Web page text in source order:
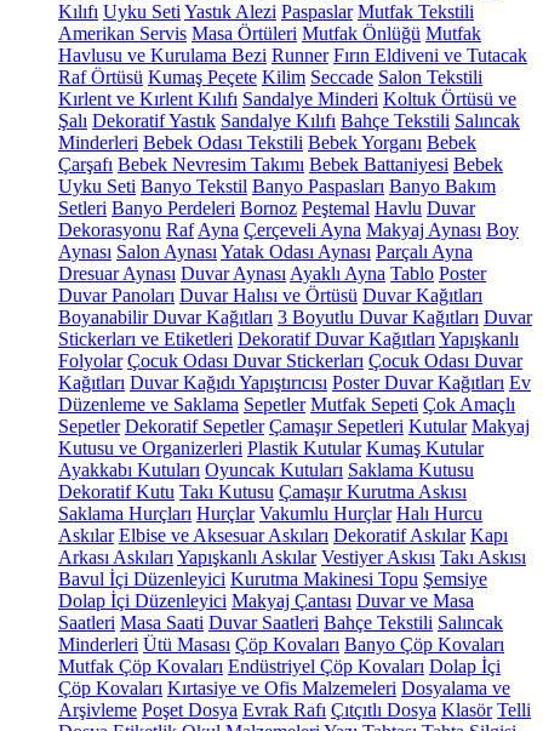
Kılıfı Uyku Seti Yastık Alezi Paspaslar Mutfak Tekstili
Amerikan Servis Masa Örtüleri Mutfak Önlüğü Mutfak
Havlusu ve Kurulama Bezi Runner Fırın Eldiveni ve Tutacak
Raf Örtüsü Kumaş Peçete Kilim Seccade Salon Tekstili
Kırlent ve Kırlent Kılıfı Sandalye Minderi Koltuk Örtüsü ve
Şalı Dekoratif Yastık Sandalye Kılıfı Bahçe Tekstili Salıncak
Minderleri Bebek Odası Tekstili Bebek Yorganı Bebek
Çarşafı Bebek Nevresim Takımı Bebek Battaniyesi Bebek
Uyku Seti Banyo Tekstil Banyo Paspasları Banyo Bakım
Setleri Banyo Perdeleri Bornoz Peştemal Havlu Duvar
Dekorasyonu Raf Ayna Çerçeveli Ayna Makyaj Aynası Boy
Aynası Salon Aynası Yatak Odası Aynası Parçalı Ayna
Dresuar Aynası Duvar Aynası Ayaklı Ayna Tablo Poster
Duvar Panoları Duvar Halısı ve Örtüsü Duvar Kağıtları
Boyanabilir Duvar Kağıtları 3 Boyutlu Duvar Kağıtları Duvar
Stickerları ve Etiketleri Dekoratif Duvar Kağıtları Yapışkanlı
Folyolar Çocuk Odası Duvar Stickerları Çocuk Odası Duvar
Kağıtları Duvar Kağıdı Yapıştırıcısı Poster Duvar Kağıtları Ev
Düzenleme ve Saklama Sepetler Mutfak Sepeti Çok Amaçlı
Sepetler Dekoratif Sepetler Çamaşır Sepetleri Kutular Makyaj
Kutusu ve Organizerleri Plastik Kutular Kumaş Kutular
Ayakkabı Kutuları Oyuncak Kutuları Saklama Kutusu
Dekoratif Kutu Takı Kutusu Çamaşır Kurutma Askısı
Saklama Hurçları Hurçlar Vakumlu Hurçlar Halı Hurcu
Askılar Elbise ve Aksesuar Askıları Dekoratif Askılar Kapı
Arkası Askıları Yapışkanlı Askılar Vestiyer Askısı Takı Askısı
Bavul İçi Düzenleyici Kurutma Makinesi Topu Şemsiye
Dolap İçi Düzenleyici Makyaj Çantası Duvar ve Masa
Saatleri Masa Saati Duvar Saatleri Bahçe Tekstili Salıncak
Minderleri Ütü Masası Çöp Kovaları Banyo Çöp Kovaları
Mutfak Çöp Kovaları Endüstriyel Çöp Kovaları Dolap İçi
Çöp Kovaları Kırtasiye ve Ofis Malzemeleri Dosyalama ve
Arşivleme Poşet Dosya Evrak Rafı Çıtçıtlı Dosya Klasör Telli